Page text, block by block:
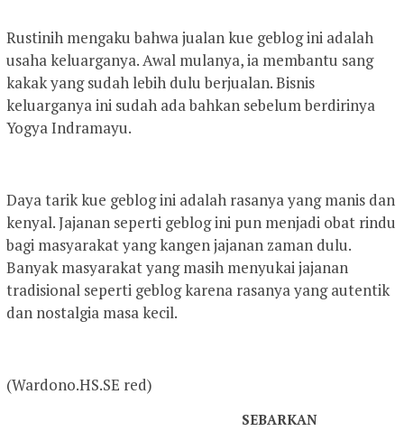
Rustinih mengaku bahwa jualan kue geblog ini adalah
usaha keluarganya. Awal mulanya, ia membantu sang
kakak yang sudah lebih dulu berjualan. Bisnis
keluarganya ini sudah ada bahkan sebelum berdirinya
Yogya Indramayu.
Daya tarik kue geblog ini adalah rasanya yang manis dan
kenyal. Jajanan seperti geblog ini pun menjadi obat rindu
bagi masyarakat yang kangen jajanan zaman dulu.
Banyak masyarakat yang masih menyukai jajanan
tradisional seperti geblog karena rasanya yang autentik
dan nostalgia masa kecil.
(Wardono.HS.SE red)
SEBARKAN